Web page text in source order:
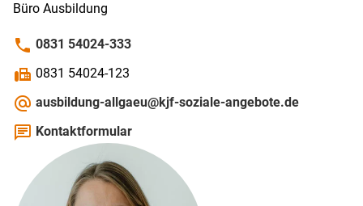
Büro Ausbildung
phone 0831 54024-333
fax 0831 54024-123
alternate_email ausbildung-allgaeu@kjf-soziale-angebote.de
chat Kontaktformular